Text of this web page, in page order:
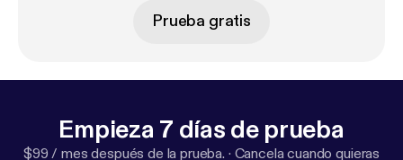
Prueba gratis
Empieza 7 días de prueba
$99 / mes después de la prueba. · Cancela cuando quieras